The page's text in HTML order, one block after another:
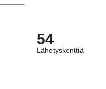
54
Lähetyskenttiä